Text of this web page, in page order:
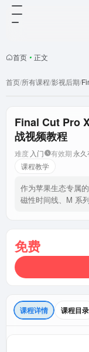
首页 • 正文
首页/所有课程/影视后期/
Final Cut Pro
战视频教程
难度 入门 有效期 永久
课程教学
作为苹果生态专属
磁性时间线、M 系
免费
课程详情 课程目录